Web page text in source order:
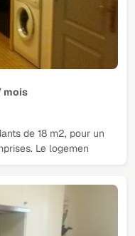
mois
de 18 m2, pour un
Le logemen